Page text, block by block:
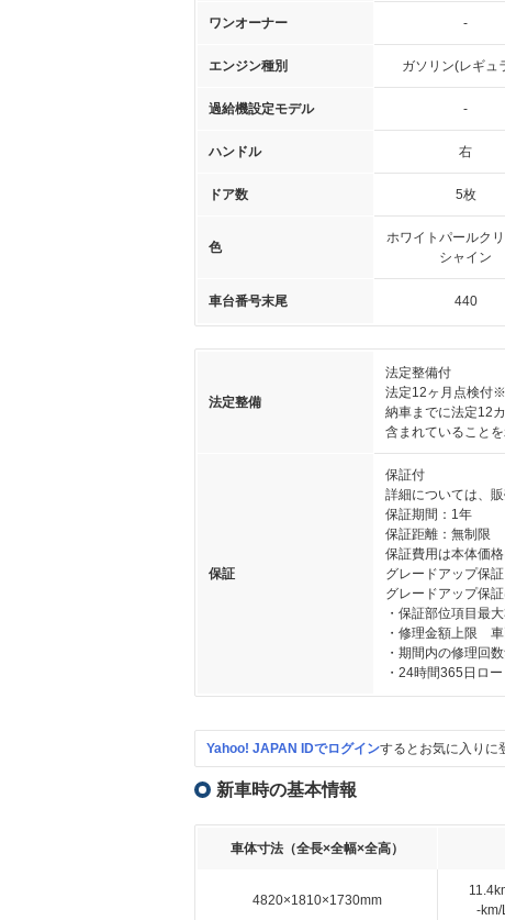
ワンオーナー -
エンジン種別 ガソリン(レギュ
過給機設定モデル -
ハンドル 右
ドア数 5枚
色
ホワイトパールク
シャイン
車台番号末尾 440
法定整備
法定整備付
法定12ヶ月点検付
納車までに法定12
含まれていること
保証
保証付
詳細については、
保証期間：1年
保証距離：無制限
保証費用は本体価
グレードアップ保
グレードアップ保
・保証部位項目最
・修理金額上限
・期間内の修理回
・24時間365日ロ
Yahoo! JAPAN IDでログインするとお気に入りに
新車時の基本情報
車体寸法（全長×全幅×全高）
4820×1810×1730mm
-km/